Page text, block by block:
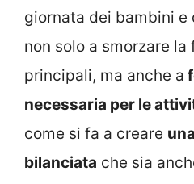
giornata dei bambini e
non solo a smorzare
principali, ma anche a
necessaria per le
come si fa a creare
bilanciata che sia